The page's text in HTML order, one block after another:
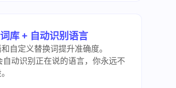
库 + 自动识别语言
自定义替换词提升准确度。
动识别正在说的语言，你永远不